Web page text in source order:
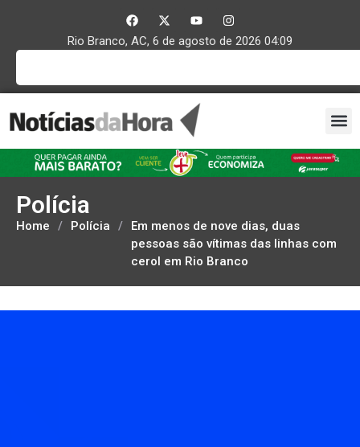
Rio Branco, AC, 6 de agosto de 2026 04:09
Polícia
Home / Polícia /
Em menos de nove dias, duas
pessoas são vítimas das linhas com
cerol em Rio Branco